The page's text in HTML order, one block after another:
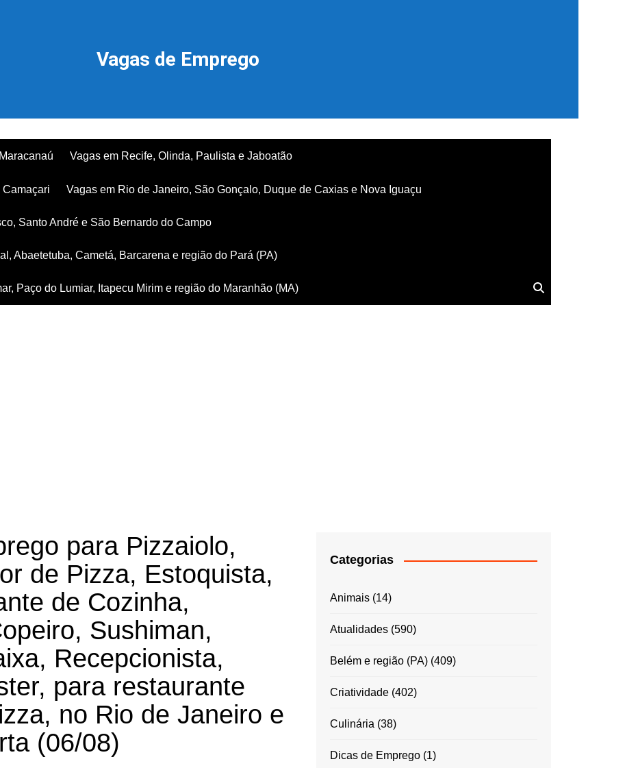
Vagas de Emprego
Vagas em Recife, Olinda, Paulista e Jaboatão
Camaçari Vagas em Rio de Janeiro, São Gonçalo, Duque de Caxias e Nova Iguaçu
Santo André e São Bernardo do Campo
Abaetetuba, Cametá, Barcarena e região do Pará (PA)
Paço do Lumiar, Itapecu Mirim e região do Maranhão (MA)
para Pizzaiolo,
de Pizza, Estoquista,
de Cozinha,
Sushiman,
Recepcionista,
para restaurante
no Rio de Janeiro e
(06/08)
Categorias
Animais(14)
Atualidades(590)
Belém e região (PA)(409)
Criatividade(402)
Culinária (38)
Dicas de Emprego(1)